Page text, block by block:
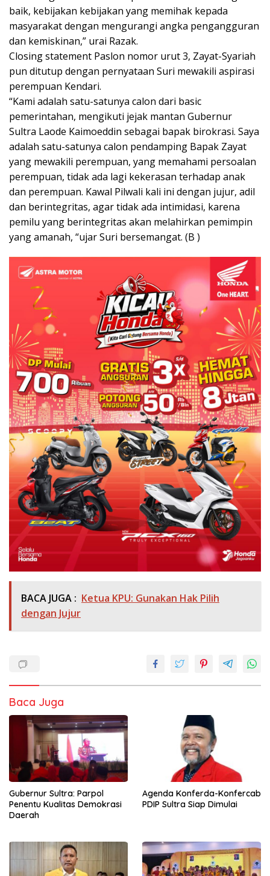
baik, kebijakan kebijakan yang memihak kepada
masyarakat dengan mengurangi angka pengangguran
dan kemiskinan,” urai Razak.
Closing statement Paslon nomor urut 3, Zayat-Syariah
pun ditutup dengan pernyataan Suri mewakili aspirasi
perempuan Kendari.
“Kami adalah satu-satunya calon dari basic
pemerintahan, mengikuti jejak mantan Gubernur
Sultra Laode Kaimoeddin sebagai bapak birokrasi. Saya
adalah satu-satunya calon pendamping Bapak Zayat
yang mewakili perempuan, yang memahami persoalan
perempuan, tidak ada lagi kekerasan terhadap anak
dan perempuan. Kawal Pilwali kali ini dengan jujur, adil
dan berintegritas, agar tidak ada intimidasi, karena
pemilu yang berintegritas akan melahirkan pemimpin
yang amanah, “ujar Suri bersemangat. (B )
BACA JUGA : Ketua KPU: Gunakan Hak Pilih
dengan Jujur
Baca Juga
Gubernur Sultra: Parpol
Penentu Kualitas Demokrasi
Daerah
Agenda Konferda-Konfercab
PDIP Sultra Siap Dimulai